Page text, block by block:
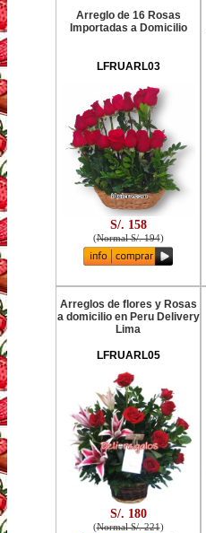
Arreglo de 16 Rosas
Importadas a Domicilio
LFRUARL03
S/. 158
(Normal S/. 194)
Arreglos de flores y Rosas
a domicilio en Peru Delivery
Lima
LFRUARL05
S/. 180
(Normal S/. 221)